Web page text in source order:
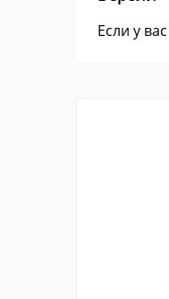
Если у